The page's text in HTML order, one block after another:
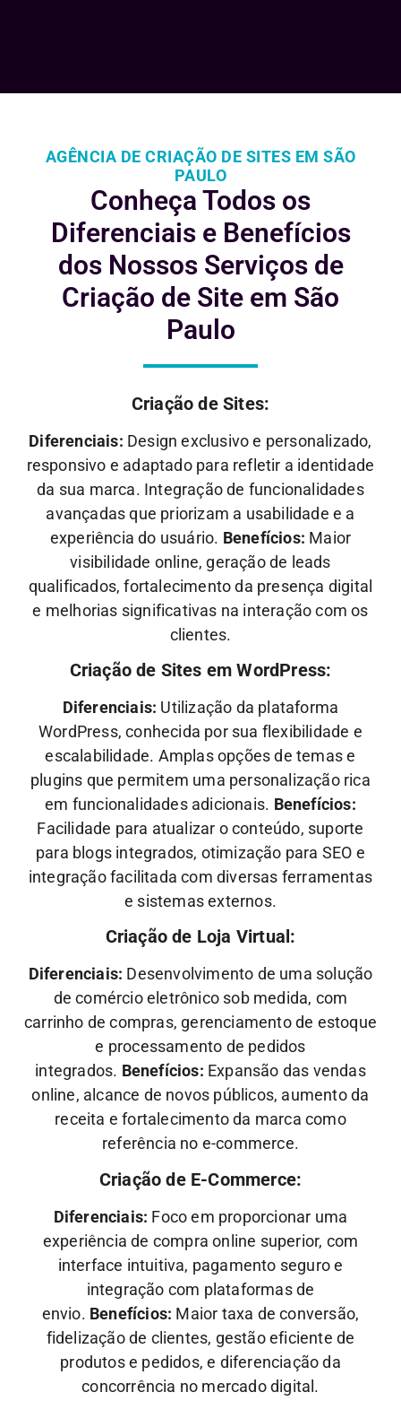
AGÊNCIA DE CRIAÇÃO DE SITES EM SÃO
PAULO
Conheça Todos os
Diferenciais e Benefícios
dos Nossos Serviços de
Criação de Site em São
Paulo
Criação de Sites:
Diferenciais: Design exclusivo e personalizado,
responsivo e adaptado para refletir a identidade
da sua marca. Integração de funcionalidades
avançadas que priorizam a usabilidade e a
experiência do usuário. Benefícios: Maior
visibilidade online, geração de leads
qualificados, fortalecimento da presença digital
e melhorias significativas na interação com os
clientes.
Criação de Sites em WordPress:
Diferenciais: Utilização da plataforma
WordPress, conhecida por sua flexibilidade e
escalabilidade. Amplas opções de temas e
plugins que permitem uma personalização rica
em funcionalidades adicionais. Benefícios:
Facilidade para atualizar o conteúdo, suporte
para blogs integrados, otimização para SEO e
integração facilitada com diversas ferramentas
e sistemas externos.
Criação de Loja Virtual:
Diferenciais: Desenvolvimento de uma solução
de comércio eletrônico sob medida, com
carrinho de compras, gerenciamento de estoque
e processamento de pedidos
integrados. Benefícios: Expansão das vendas
online, alcance de novos públicos, aumento da
receita e fortalecimento da marca como
referência no e-commerce.
Criação de E-Commerce:
Diferenciais: Foco em proporcionar uma
experiência de compra online superior, com
interface intuitiva, pagamento seguro e
integração com plataformas de
envio. Benefícios: Maior taxa de conversão,
fidelização de clientes, gestão eficiente de
produtos e pedidos, e diferenciação da
concorrência no mercado digital.